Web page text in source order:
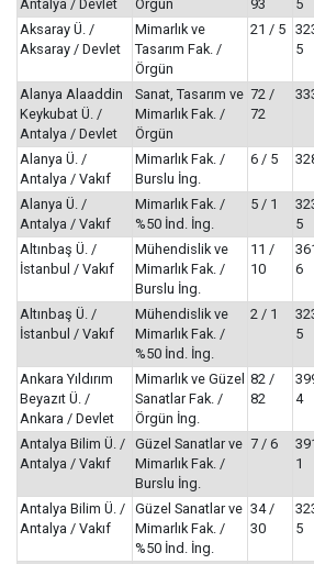
Antalya / Devlet
Örgün
93
5
Aksaray Ü. /
Aksaray / Devlet
Mimarlık ve
Tasarım Fak. /
Örgün
21 / 5
5
Alanya Alaaddin
Keykubat Ü. /
Antalya / Devlet
Sanat, Tasarım ve
Mimarlık Fak. /
Örgün
72 /
72
Alanya Ü. /
Antalya / Vakıf
Mimarlık Fak. /
Burslu İng.
6 / 5
Alanya Ü. /
Antalya / Vakıf
Mimarlık Fak. /
%50 İnd. İng.
5 / 1
5
Altınbaş Ü. /
İstanbul / Vakıf
Mühendislik ve
Mimarlık Fak. /
Burslu İng.
11 /
10
6
Altınbaş Ü. /
İstanbul / Vakıf
Mühendislik ve
Mimarlık Fak. /
%50 İnd. İng.
2 / 1
5
Ankara Yıldırım
Beyazıt Ü. /
Ankara / Devlet
Mimarlık ve Güzel
Sanatlar Fak. /
Örgün İng.
82 /
82
4
Antalya Bilim Ü. /
Antalya / Vakıf
Güzel Sanatlar ve
Mimarlık Fak. /
Burslu İng.
7 / 6
1
Antalya Bilim Ü. /
Antalya / Vakıf
Güzel Sanatlar ve
Mimarlık Fak. /
%50 İnd. İng.
34 /
30
5